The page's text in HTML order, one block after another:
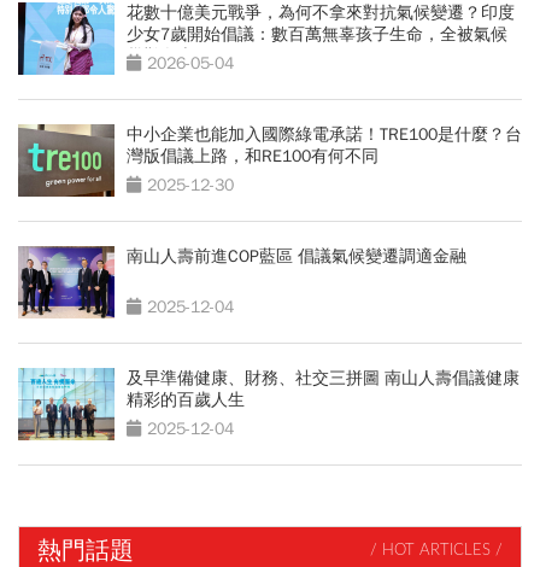
花數十億美元戰爭，為何不拿來對抗氣候變遷？印度
少女7歲開始倡議：數百萬無辜孩子生命，全被氣候
災難奪走
2026-05-04
中小企業也能加入國際綠電承諾！TRE100是什麼？台
灣版倡議上路，和RE100有何不同
2025-12-30
南山人壽前進COP藍區 倡議氣候變遷調適金融
2025-12-04
及早準備健康、財務、社交三拼圖 南山人壽倡議健康
精彩的百歲人生
2025-12-04
熱門話題 / HOT ARTICLES /